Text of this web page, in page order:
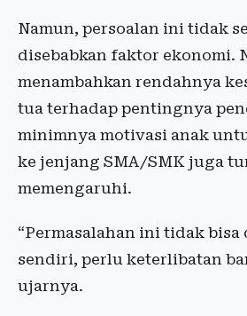
Namun, persoalan ini tidak
disebabkan faktor ekonomi.
menambahkan rendahnya
tua terhadap pentingnya
minimnya motivasi anak
ke jenjang SMA/SMK juga
memengaruhi.
“Permasalahan ini tidak bisa
sendiri, perlu keterlibatan
ujarnya.